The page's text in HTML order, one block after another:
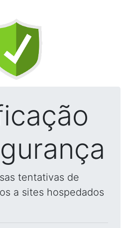
tentativas de
a sites hospedados